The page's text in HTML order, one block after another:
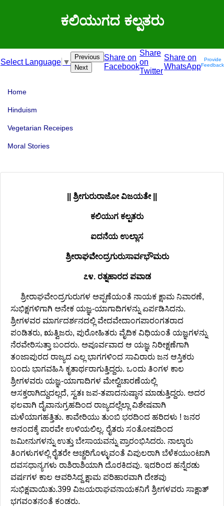
ಕಲಿಯುಗದ ಕಲ್ಪತರು
Select Language ▼
Previous
Next
Share on
Facebook
Share
on
Twitter
Share on
WhatsApp
Provide
Feedback
Home
Hinduism
Vegetarian Receipes
Moral Stories
|| ಶ್ರೀಗುರುರಾಜೋ ವಿಜಯತೇ ||
ಕಲಿಯುಗ ಕಲ್ಪತರು
ಐದನೆಯ ಉಲ್ಲಾಸ
ಶ್ರೀರಾಘವೇಂದ್ರಗುರುಸಾರ್ವಭೌಮರು
೭೪. ರತ್ನಹಾರದ ಪವಾಡ
ಶ್ರೀರಾಘವೇಂದ್ರಗುರುಗಳ ಅಪ್ಪಣೆಯಂತೆ ನಾಯಕ ಕ್ಷಾಮ ನಿವಾರಣೆ,
ಸುಭಿಕ್ಷಗಳಿಗಾಗಿ ಅನೇಕ ಯಜ್ಞ-ಯಾಗಾದಿಗಳನ್ನು ಏರ್ಪಡಿಸಿದನು.
ಶ್ರೀಗಳವರ ಮಾರ್ಗದರ್ಶನದಲ್ಲಿ ವೇದವೇದಾಂಗಪಾರಂಗತರಾದ
ಪಂಡಿತರು, ಋತ್ವಿಜರು, ಪುರೋಹಿತರು ವೈದಿಕ ವಿಧಿಯಂತೆ ಯಜ್ಞಗಳನ್ನು
ನೆರವೇರಿಸುತ್ತಾ ಬಂದರು. ಅಪೂರ್ವವಾದ ಆ ಯಜ್ಞ ನಿರೀಕ್ಷಣೆಗಾಗಿ
ತಂಜಾಪುರದ ರಾಜ್ಯದ ಎಲ್ಲ ಭಾಗಗಳಿಂದ ಸಾವಿರಾರು ಜನ ಆಸ್ತಿಕರು
ಬಂದು ಭಾಗವಹಿಸಿ ಕೃತಾರ್ಥರಾಗುತ್ತಿದ್ದರು. ಒಂದು ತಿಂಗಳ ಕಾಲ
ಶ್ರೀಗಳವರು ಯಜ್ಞ-ಯಾಗಾದಿಗಳ ಮೇಲ್ವಿಚಾರಣೆಯಲ್ಲಿ
ಆಸಕ್ತರಾಗಿದ್ದುದಲ್ಲದೆ, ಸ್ವತಃ ಜಪ-ತಪಾದನುಷ್ಠಾನ ಮಾಡುತ್ತಿದ್ದರು. ಅದರ
ಫಲವಾಗಿ ದೈವಾನುಗ್ರಹದಿಂದ ರಾಜ್ಯದಲ್ಲೆಲ್ಲಾ ವಿಶೇಷವಾಗಿ
ಮಳೆಯಾಗಹತ್ತಿತು. ಕಾವೇರಿಯು ತುಂಬಿ ಭರದಿಂದ ಹರಿದಳು ! ಜನರ
ಆನಂದಕ್ಕೆ ಪಾರವೇ ಉಳಿಯಲಿಲ್ಲ. ರೈತರು ಸಂತೋಷದಿಂದ
ಜಮೀನುಗಳನ್ನು ಉತ್ತು ಬೇಸಾಯವನ್ನು ಪ್ರಾರಂಭಿಸಿದರು. ನಾಲ್ಕಾರು
ತಿಂಗಳುಗಳಲ್ಲಿ ರೈತರೇ ಅಚ್ಚರಿಗೊಳ್ಳುವಂತೆ ವಿಪುಲರಾಗಿ ಬೆಳೆಕಯುಂಟಾಗಿ
ದವಸಧಾನ್ಯಗಳು ರಾಶಿರಾಶಿಯಾಗಿ ದೊರಕಿದವು. ಇದರಿಂದ ಹನ್ನೆರಡು
ವರ್ಷಗಳ ಕಾಲ ಆವರಿಸಿದ್ದ ಕ್ಷಾಮ ಪರಿಹಾರವಾಗಿ ದೇಶವು
ಸುಭಿಕ್ಷವಾಯಿತು.399 ವಿಜಯರಾಘವನಾಯಕನಿಗೆ ಶ್ರೀಗಳವರು ಸಾಕ್ಷಾತ್
ಭಗವಂತನಂತೆ ಕಂಡರು.